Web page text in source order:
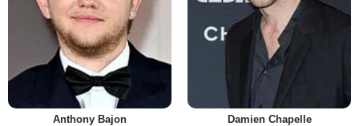
Anthony Bajon Damien Chapelle